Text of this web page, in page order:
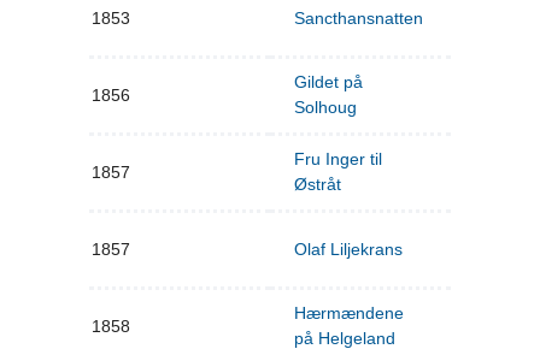
1853 Sancthansnatten
1856
Gildet på
Solhoug
1857
Fru Inger til
Østråt
1857 Olaf Liljekrans
1858
Hærmændene
på Helgeland